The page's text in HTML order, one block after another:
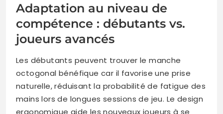
Adaptation au niveau de
compétence : débutants vs.
joueurs avancés
Les débutants peuvent trouver le manche
octogonal bénéfique car il favorise une prise
naturelle, réduisant la probabilité de fatigue des
mains lors de longues sessions de jeu. Le design
ergonomique aide les nouveaux joueurs à se